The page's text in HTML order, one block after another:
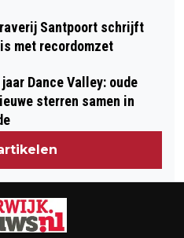
Santpoort schrijft
met recordomzet
Dance Valley: oude
sterren samen in